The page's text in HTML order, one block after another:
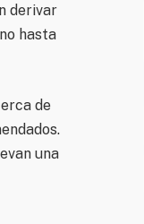
derivar
hasta
de
una